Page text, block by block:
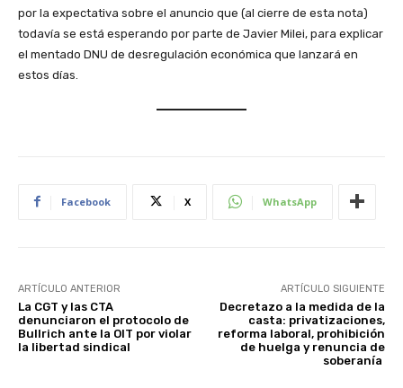
por la expectativa sobre el anuncio que (al cierre de esta nota)
todavía se está esperando por parte de Javier Milei, para explicar
el mentado DNU de desregulación económica que lanzará en
estos días.
Facebook X WhatsApp
ARTÍCULO ANTERIOR
La CGT y las CTA
denunciaron el protocolo de
Bullrich ante la OIT por violar
la libertad sindical
ARTÍCULO SIGUIENTE
Decretazo a la medida de la
casta: privatizaciones,
reforma laboral, prohibición
de huelga y renuncia de
soberanía